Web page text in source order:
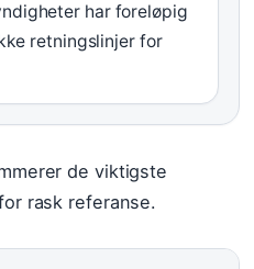
har foreløpig
retningslinjer for
de viktigste
rask referanse.